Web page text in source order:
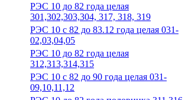
РЭС 10 до 82 года целая
301,302,303,304, 317, 318, 319
РЭС 10 с 82 до 83.12 года целая 031-
02,03,04,05
РЭС 10 до 82 года целая
312,313,314,315
РЭС 10 с 82 до 90 года целая 031-
09,10,11,12